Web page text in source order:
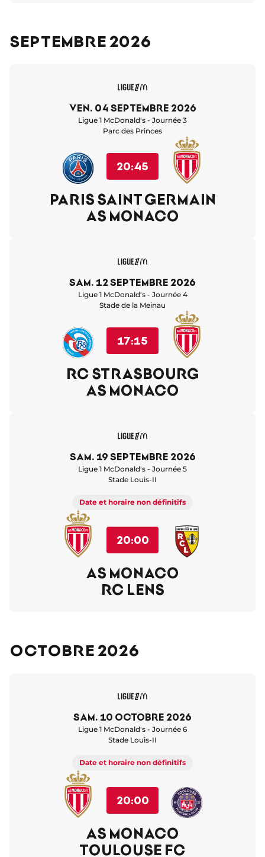
Septembre 2026
ven. 04 septembre 2026
Ligue 1 McDonald's - Journée 3
Parc des Princes
20:45
PARIS SAINT GERMAIN
AS MONACO
sam. 12 septembre 2026
Ligue 1 McDonald's - Journée 4
Stade de la Meinau
17:15
RC STRASBOURG
AS MONACO
sam. 19 septembre 2026
Ligue 1 McDonald's - Journée 5
Stade Louis-II
Date et horaire non définitifs
20:00
AS MONACO
RC LENS
Octobre 2026
sam. 10 octobre 2026
Ligue 1 McDonald's - Journée 6
Stade Louis-II
Date et horaire non définitifs
20:00
AS MONACO
TOULOUSE FC